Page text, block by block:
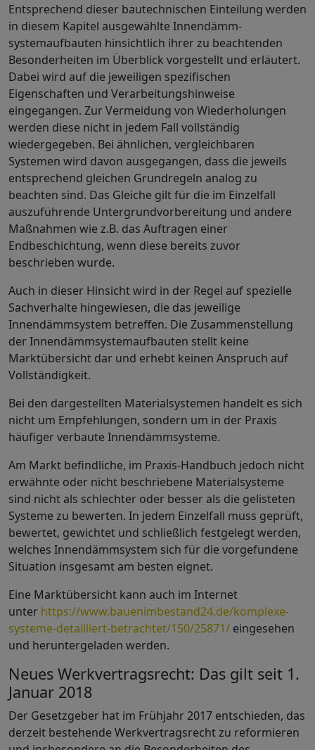
Entsprechend dieser bautechnischen Einteilung werden
in diesem Kapitel ausgewählte Innendämm-
systemaufbauten hinsichtlich ihrer zu beachtenden
Besonderheiten im Überblick vorgestellt und erläutert.
Dabei wird auf die jeweiligen spezifischen
Eigenschaften und Verarbeitungshinweise
eingegangen. Zur Vermeidung von Wiederholungen
werden diese nicht in jedem Fall vollständig
wiedergegeben. Bei ähnlichen, vergleichbaren
Systemen wird davon ausgegangen, dass die jeweils
entsprechend gleichen Grundregeln analog zu
beachten sind. Das Gleiche gilt für die im Einzelfall
auszuführende Untergrundvorbereitung und andere
Maßnahmen wie z.B. das Auftragen einer
Endbeschichtung, wenn diese bereits zuvor
beschrieben wurde.
Auch in dieser Hinsicht wird in der Regel auf spezielle
Sachverhalte hingewiesen, die das jeweilige
Innendämmsystem betreffen. Die Zusammenstellung
der Innendämmsystemaufbauten stellt keine
Marktübersicht dar und erhebt keinen Anspruch auf
Vollständigkeit.
Bei den dargestellten Materialsystemen handelt es sich
nicht um Empfehlungen, sondern um in der Praxis
häufiger verbaute Innendämmsysteme.
Am Markt befindliche, im Praxis-Handbuch jedoch nicht
erwähnte oder nicht beschriebene Materialsysteme
sind nicht als schlechter oder besser als die gelisteten
Systeme zu bewerten. In jedem Einzelfall muss geprüft,
bewertet, gewichtet und schließlich festgelegt werden,
welches Innendämmsystem sich für die vorgefundene
Situation insgesamt am besten eignet.
Eine Marktübersicht kann auch im Internet
unter https://www.bauenimbestand24.de/komplexe-
systeme-detailliert-betrachtet/150/25871/ eingesehen
und heruntergeladen werden.
Neues Werkvertragsrecht: Das gilt seit 1.
Januar 2018
Der Gesetzgeber hat im Frühjahr 2017 entschieden, das
derzeit bestehende Werkvertragsrecht zu reformieren